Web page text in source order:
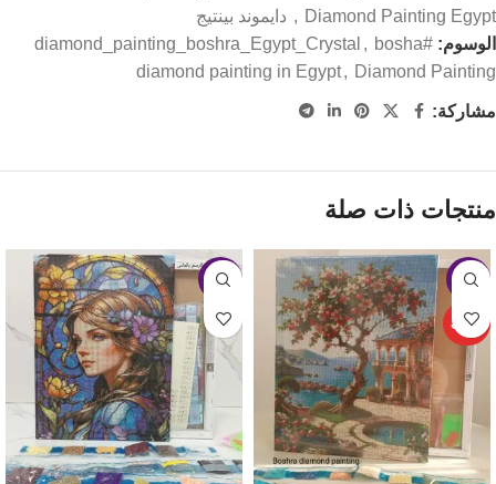
, Diamond Painting Egypt دايموند بينتيج
الوسوم: #diamond_painting_boshra_Egypt_Crystal
, bosha
diamond painting in Egypt, Diamond Painting
مشاركة:
منتجات ذات صلة
-6%
حصري
-3%